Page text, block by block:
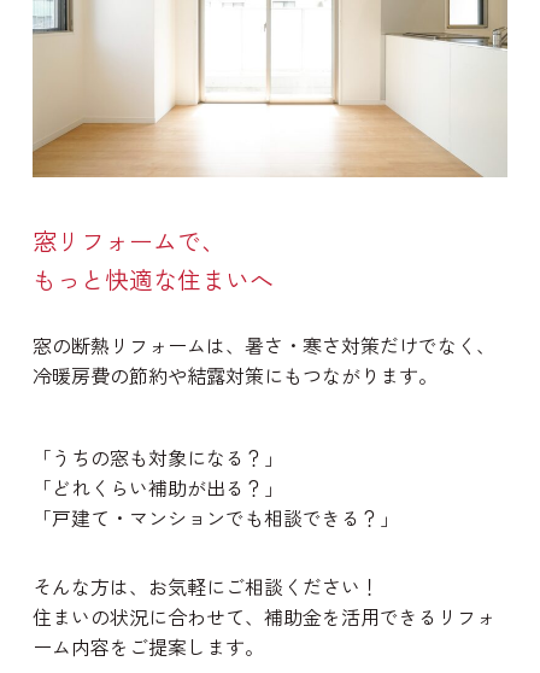
窓リフォームで、
もっと快適な住まいへ
窓の断熱リフォームは、暑さ・寒さ対策だけでなく、
冷暖房費の節約や結露対策にもつながります。
「うちの窓も対象になる？」
「どれくらい補助が出る？」
「戸建て・マンションでも相談できる？」
そんな方は、お気軽にご相談ください！
住まいの状況に合わせて、補助金を活用できるリフォ
ーム内容をご提案します。